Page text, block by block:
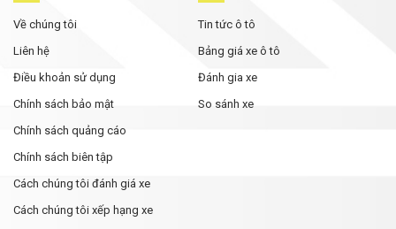
Về chúng tôi
Liên hệ
Điều khoản sử dụng
Chính sách bảo mật
Chính sách quảng cáo
Chính sách biên tập
Cách chúng tôi đánh giá xe
Cách chúng tôi xếp hạng xe
Tin tức ô tô
Bảng giá xe ô tô
Đánh gia xe
So sánh xe